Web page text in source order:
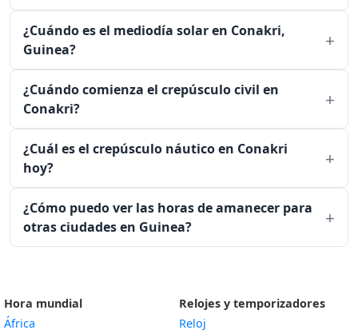
¿Cuándo es el mediodía solar en Conakri,
Guinea?
¿Cuándo comienza el crepúsculo civil en
Conakri?
¿Cuál es el crepúsculo náutico en Conakri
hoy?
¿Cómo puedo ver las horas de amanecer para
otras ciudades en Guinea?
Hora mundial
África
Relojes y temporizadores
Reloj